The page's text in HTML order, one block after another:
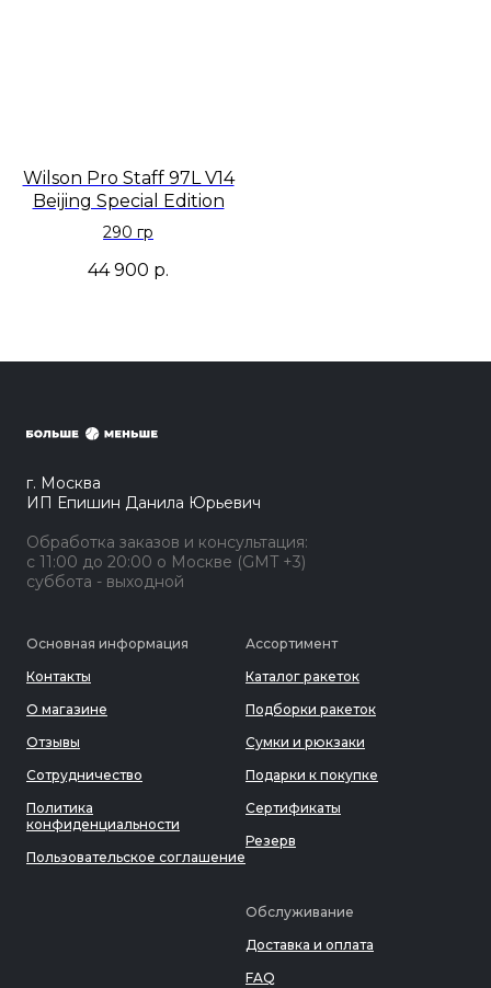
Wilson Pro Staff 97L V14
Beijing Special Edition
290 гр
44 900 р.
г. Москва
ИП Епишин Данила Юрьевич
Обработка заказов и консультация:
с 11:00 до 20:00 о Москве (GMT +3)
суббота - выходной
Основная информация
Контакты
О магазине
Отзывы
Сотрудничество
Политика
конфиденциальности
Пользовательское соглашение
Ассортимент
Каталог ракеток
Подборки ракеток
Сумки и рюкзаки
Подарки к покупке
Сертификаты
Резерв
Обслуживание
Доставка и оплата
FAQ